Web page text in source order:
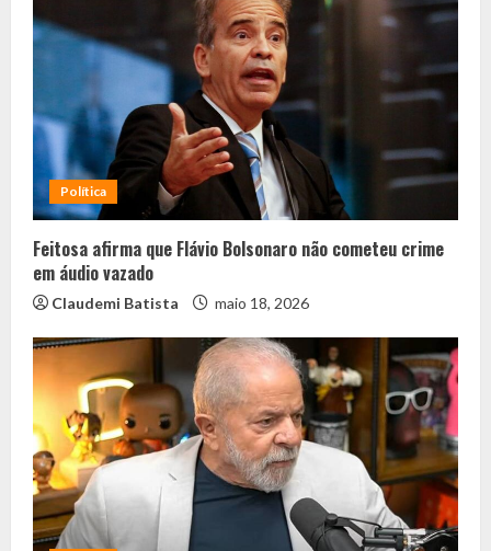
Política
Feitosa afirma que Flávio Bolsonaro não cometeu crime
em áudio vazado
Claudemi Batista maio 18, 2026